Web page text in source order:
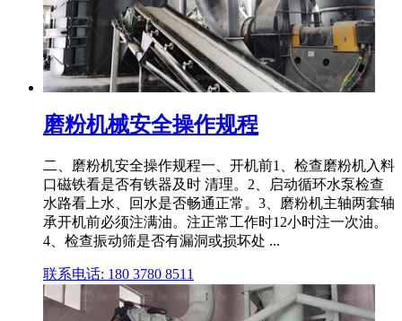
磨粉机械安全操作规程
二、磨粉机安全操作规程一、开机前1、检查磨粉机入料
口磁铁看是否有铁器及时 清理。2、启动循环水泵检查
水路看上水、回水是否畅通正常。3、磨粉机主轴两套轴
承开机前必须注满油。注正常工作时12小时注一次油。
4、检查振动筛是否有漏洞或损坏处 ...
联系电话: 180 3780 8511